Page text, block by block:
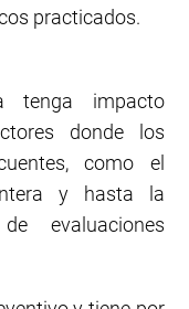
practicados.
tenga impacto
donde los
como el
y hasta la
evaluaciones